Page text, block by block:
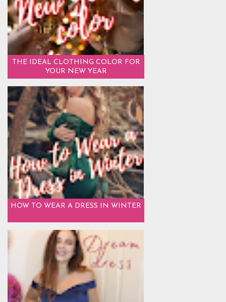
THE IDEAL CLOTHING COLOR FOR
YOUR NEW YEAR
HOW TO WEAR A DRESS IN WINTER